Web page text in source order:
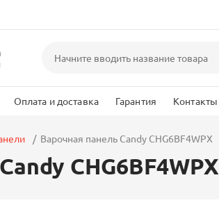
Оплата и доставка Гарантия Контакты
Варочная панель Candy CHG6BF4WPX
CHG6BF4WPX